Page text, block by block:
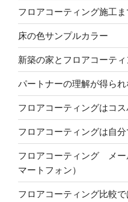
フロアコーティング施工ま
床の色サンプルカラー
新築の家とフロアコーテ
パートナーの理解が得ら
フロアコーティングはコ
フロアコーティングは自分
フロアコーティング メー
マートフォン）
フロアコーティング比較